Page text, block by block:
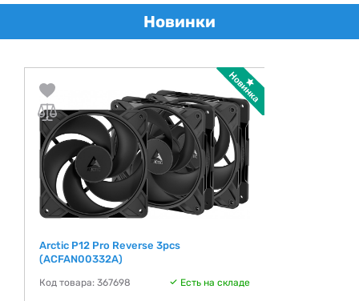
Новинки
Arctic P12 Pro Reverse 3pcs
(ACFAN00332A)
Код товара: 367698 Есть на складе